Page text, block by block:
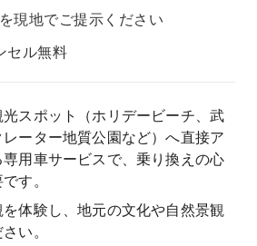
現地でご提示ください
セル無料
スポット（ホリデービーチ、武
ーター地質公園など）へ直接ア
用車サービスで、乗り換えの心
す。
体験し、地元の文化や自然景観
い。